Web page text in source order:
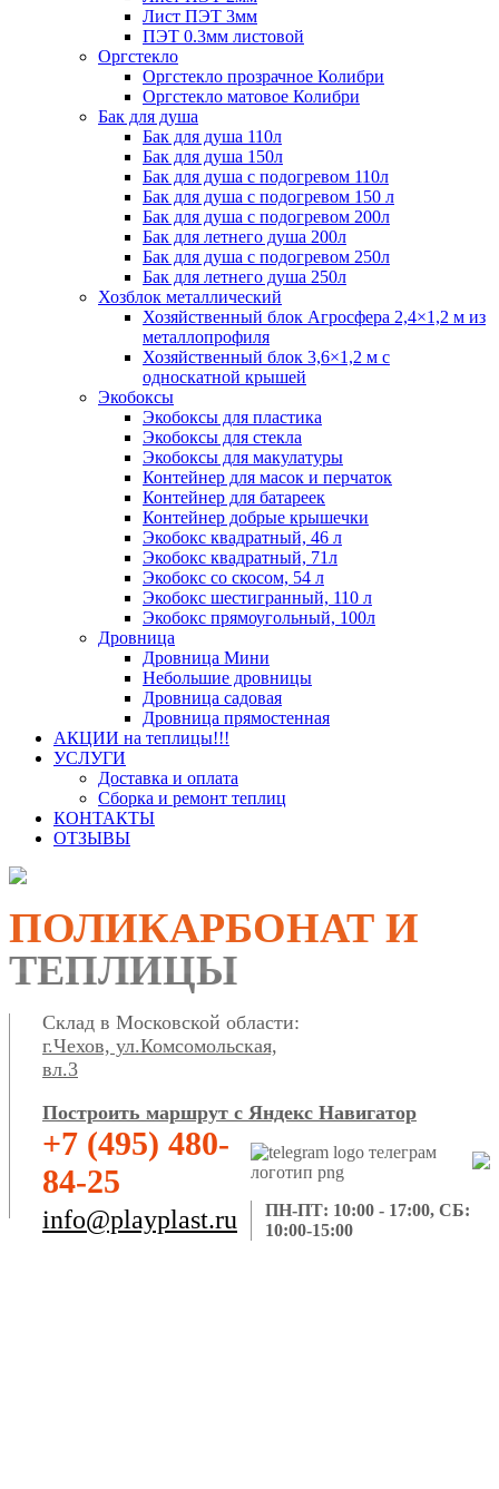
Лист ПЭТ 3мм
ПЭТ 0.3мм листовой
Оргстекло
Оргстекло прозрачное Колибри
Оргстекло матовое Колибри
Бак для душа
Бак для душа 110л
Бак для душа 150л
Бак для душа с подогревом 110л
Бак для душа с подогревом 150 л
Бак для душа с подогревом 200л
Бак для летнего душа 200л
Бак для душа с подогревом 250л
Бак для летнего душа 250л
Хозблок металлический
Хозяйственный блок Агросфера 2,4×1,2 м из
металлопрофиля
Хозяйственный блок 3,6×1,2 м с
односкатной крышей
Экобоксы
Экобоксы для пластика
Экобоксы для стекла
Экобоксы для макулатуры
Контейнер для масок и перчаток
Контейнер для батареек
Контейнер добрые крышечки
Экобокс квадратный, 46 л
Экобокс квадратный, 71л
Экобокс со скосом, 54 л
Экобокс шестигранный, 110 л
Экобокс прямоугольный, 100л
Дровница
Дровница Мини
Небольшие дровницы
Дровница садовая
Дровница прямостенная
АКЦИИ на теплицы!!!
УСЛУГИ
Доставка и оплата
Сборка и ремонт теплиц
КОНТАКТЫ
ОТЗЫВЫ
ПОЛИКАРБОНАТ И
ТЕПЛИЦЫ
Склад в Московской области:
г.Чехов, ул.Комсомольская,
вл.3
Построить маршрут с Яндекс Навигатор
+7 (495) 480-
84-25
info@playplast.ru
ПН-ПТ: 10:00 - 17:00, СБ:
10:00-15:00